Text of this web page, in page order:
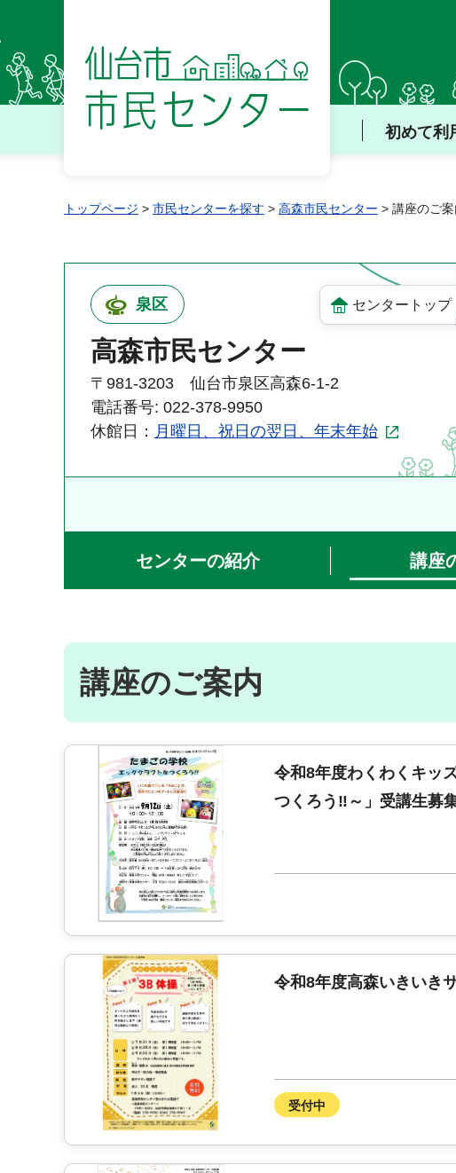
仙台市 市民センター
初めて利
トップページ > 市民センターを探す > 高森市民センター > 講座のご案
泉区 センタートップ
高森市民センター
〒981-3203 仙台市泉区高森6-1-2
電話番号: 022-378-9950
休館日： 月曜日、祝日の翌日、年末年始
センターの紹介 講座
講座のご案内
令和8年度わくわくキッ
つくろう‼～」受講生募
令和8年度高森いきいき
受付中